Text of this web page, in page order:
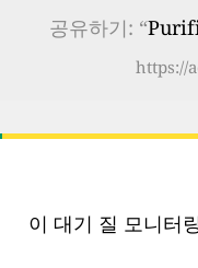
공유하기: “
https://
이 대기 질 모니터